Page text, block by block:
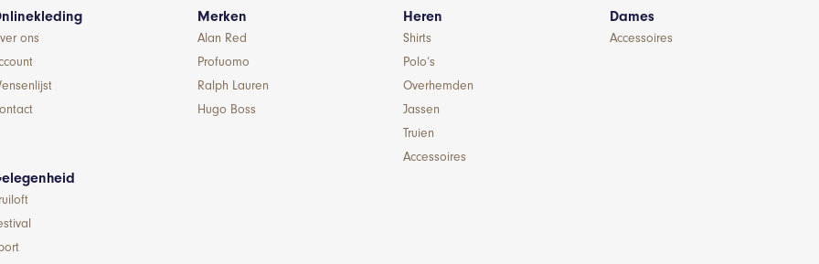
ons
Merken
Alan Red
Profuomo
Ralph Lauren
Hugo Boss
Heren
Shirts
Polo’s
Overhemden
Jassen
Truien
Accessoires
Dames
Accessoires